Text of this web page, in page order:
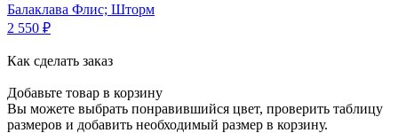
Балаклава Флис; Шторм
2 550 ₽
Как сделать заказ
Добавьте товар в корзину
Вы можете выбрать понравившийся цвет, проверить таблицу
размеров и добавить необходимый размер в корзину.